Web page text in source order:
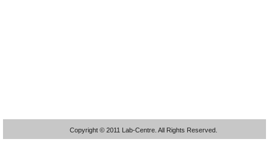
Copyright © 2011 Lab-Centre. All Rights Reserved.